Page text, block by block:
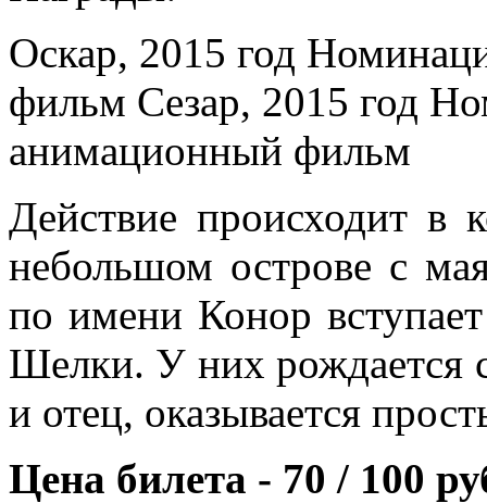
Оскар, 2015 год
фильм Сезар, 2015 год
анимационный фильм
Действие происходит в
небольшом острове с
по имени Конор
Шелки. У них рождается
и отец, оказывается
Цена билета - 70 / 100